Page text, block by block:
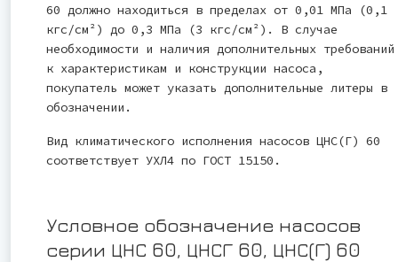
60 должно находиться в пределах от 0,01 МПа (0,1
кгс/см²) до 0,3 МПа (3 кгс/см²). В случае
необходимости и наличия дополнительных требований
к характеристикам и конструкции насоса,
покупатель может указать дополнительные литеры в
обозначении.
Вид климатического исполнения насосов ЦНС(Г) 60
соответствует УХЛ4 по ГОСТ 15150.
Условное обозначение насосов
серии ЦНС 60, ЦНСГ 60, ЦНС(Г) 60